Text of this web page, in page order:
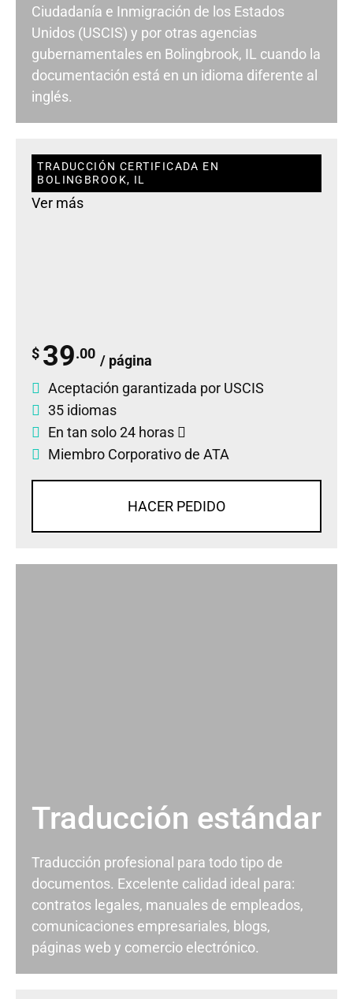
Ciudadanía e Inmigración de los Estados
Unidos (USCIS) y por otras agencias
gubernamentales en Bolingbrook, IL cuando la
documentación está en un idioma diferente al
inglés.
TRADUCCIÓN CERTIFICADA EN
BOLINGBROOK, IL
Ver más
$ 39.00 / página
Aceptación garantizada por USCIS
35 idiomas
En tan solo 24 horas
Miembro Corporativo de ATA
HACER PEDIDO
Traducción estándar
Traducción profesional para todo tipo de
documentos. Excelente calidad ideal para:
contratos legales, manuales de empleados,
comunicaciones empresariales, blogs,
páginas web y comercio electrónico.